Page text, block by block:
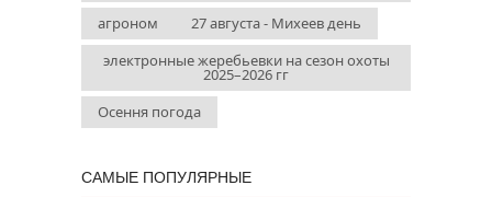
агроном
27 августа - Михеев день
электронные жеребьевки на сезон охоты
2025–2026 гг
Осення погода
САМЫЕ ПОПУЛЯРНЫЕ